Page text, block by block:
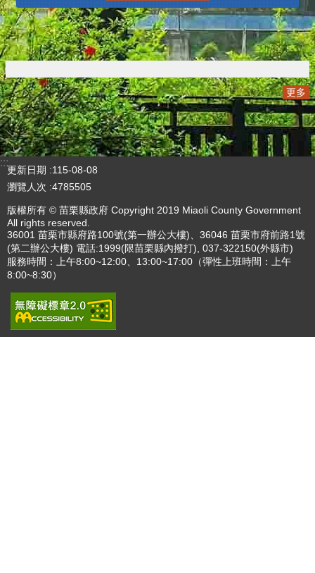
更多
:::
更新日期
115-08-08
瀏覽人次 4785505
版權所有 © 苗栗縣政府 Copyright 2019 Miaoli County Government
All rights reserved.
36001 苗栗市縣府路100號(第一辦公大樓)、36046 苗栗市府前路1號
(第二辦公大樓) 電話:1999(限苗栗縣內撥打), 037-322150(外縣市)
服務時間：上午8:00~12:00、13:00~17:00（彈性上班時間：上午
8:00~8:30）